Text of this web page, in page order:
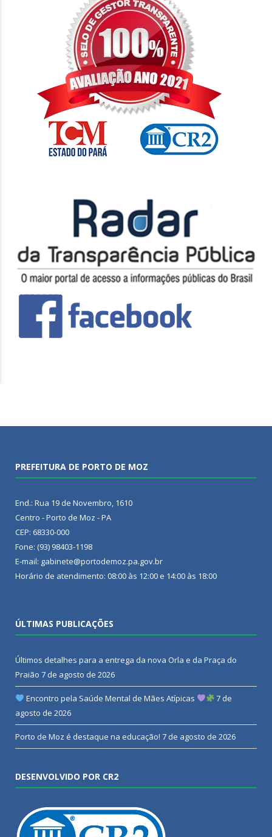
PREFEITURA DE PORTO DE MOZ
End.: Rua 19 de Novembro, 1610
Centro - Porto de Moz - PA
CEP: 68330-000
Fone: (93) 98403-1198
E-mail: gabinete@portodemoz.pa.gov.br
Horário de atendimento: 08:00 às 12:00 e 14:00 às 18:00
ÚLTIMAS PUBLICAÇÕES
Últimos detalhes para a entrega da nova Orla e da Praça do
Praião 7 de agosto de 2026
Encontro pela Saúde Mental de Mães Atípicas
7 de
agosto de 2026
Porto de Moz é destaque na educação! 7 de agosto de 2026
DESENVOLVIDO POR CR2